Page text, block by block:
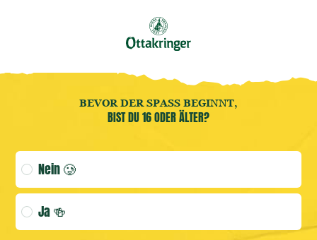
Benutzermenü öffnen
ANMELDEN
Benutzermenü öffnen
BEVOR DER SPASS BEGINNT,
BIST DU 16 ODER ÄLTER?
Age verification selection
Nein 🥲
Ja 🍻